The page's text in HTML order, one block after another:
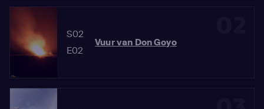
S02
E02
Vuur van Don Goyo